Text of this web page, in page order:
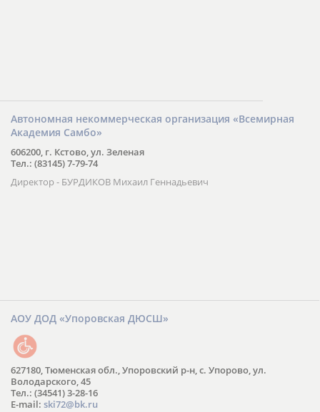
Автономная некоммерческая организация «Всемирная
Академия Самбо»
606200, г. Кстово, ул. Зеленая
Тел.: (83145) 7-79-74
Директор - БУРДИКОВ Михаил Геннадьевич
АОУ ДОД «Упоровская ДЮСШ»
627180, Тюменская обл., Упоровский р-н, с. Упорово, ул.
Володарского, 45
Тел.: (34541) 3-28-16
E-mail: ski72@bk.ru